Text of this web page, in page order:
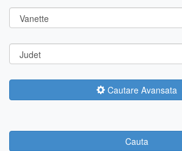
Cautare Avansata
Cauta